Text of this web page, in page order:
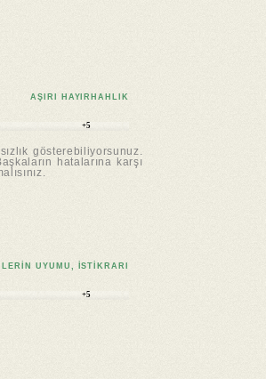
AŞIRI HAYIRHAHLIK
+5
gösterebiliyorsunuz.
hatalarına karşı
UYUMU, ISTIKRARI
+5